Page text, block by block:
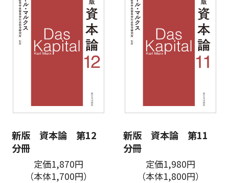
新版 資本論 第12
分冊
定価1,870円
（本体1,700円）
新版 資本論 第11
分冊
定価1,980円
（本体1,800円）